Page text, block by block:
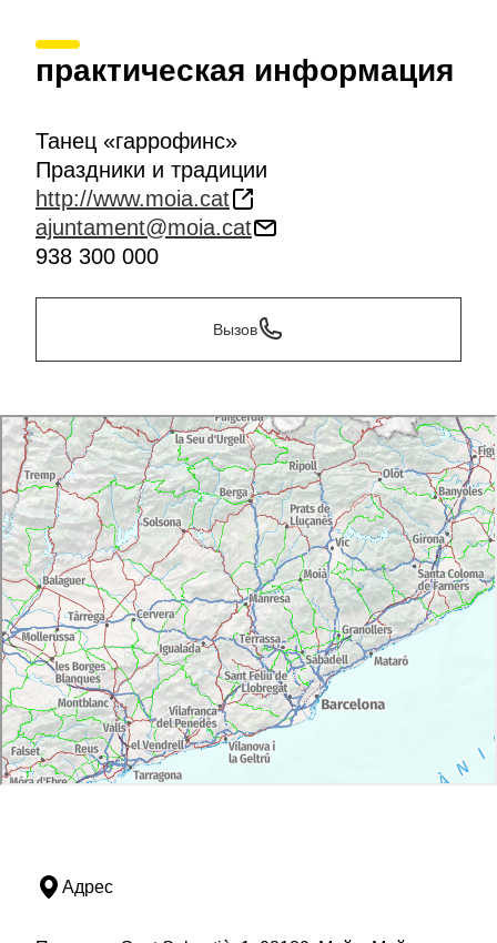
практическая информация
Танец «гаррофинс»
Праздники и традиции
http://www.moia.cat
ajuntament@moia.cat
938 300 000
Вызов
Адрес